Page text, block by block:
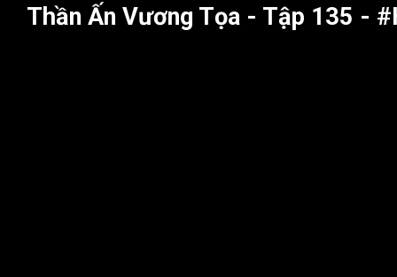
Thần Ấn Vương Tọa - Tập 135 -